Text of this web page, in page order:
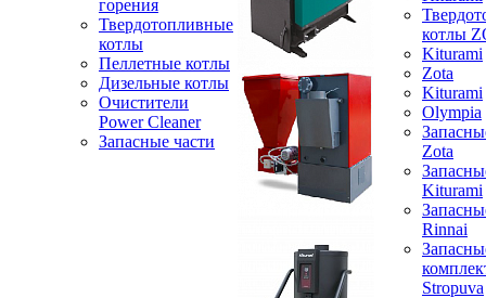
горения
Твердотопливные
котлы
Пеллетные котлы
Дизельные котлы
Очистители
Power Cleaner
Запасные части
котлы
Kiturami
Zota
Kiturami
Olympia
Zota
Kiturami
Rinnai
Stropuva